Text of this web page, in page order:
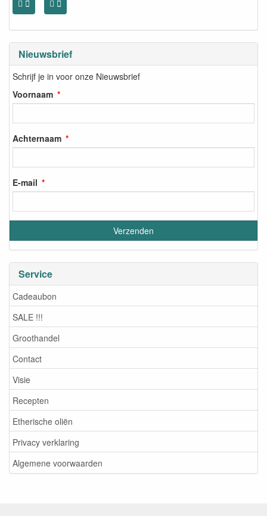
Nieuwsbrief
Schrijf je in voor onze Nieuwsbrief
Voornaam
Achternaam
E-mail
Service
Cadeaubon
SALE !!!
Groothandel
Contact
Visie
Recepten
Etherische oliën
Privacy verklaring
Algemene voorwaarden